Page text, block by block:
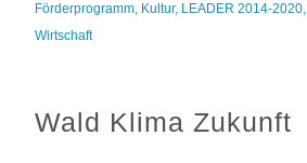
Förderprogramm, Kultur, LEADER 2014-2020,
Wirtschaft
Wald Klima Zukunft